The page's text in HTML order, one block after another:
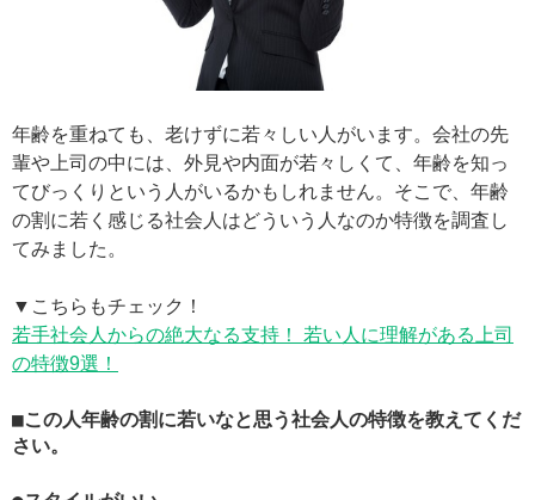
年齢を重ねても、老けずに若々しい人がいます。会社の先
輩や上司の中には、外見や内面が若々しくて、年齢を知っ
てびっくりという人がいるかもしれません。そこで、年齢
の割に若く感じる社会人はどういう人なのか特徴を調査し
てみました。
▼こちらもチェック！
若手社会人からの絶大なる支持！ 若い人に理解がある上司
の特徴9選！
■この人年齢の割に若いなと思う社会人の特徴を教えてくだ
さい。